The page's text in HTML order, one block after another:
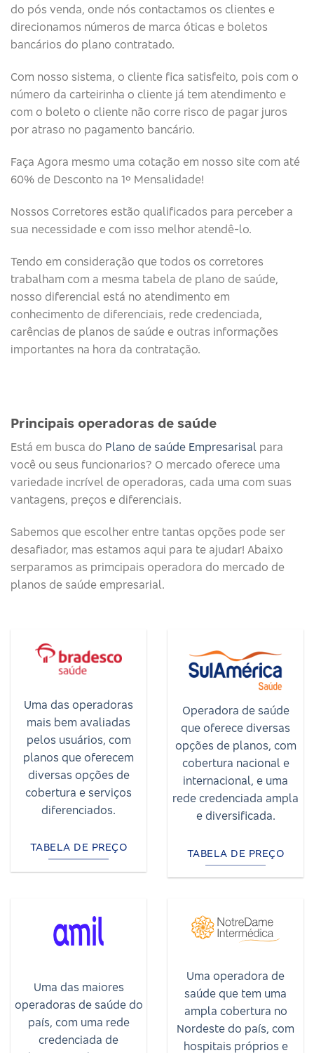
do pós venda, onde nós contactamos os clientes e
direcionamos números de marca óticas e boletos
bancários do plano contratado.
Com nosso sistema, o cliente fica satisfeito, pois com o
número da carteirinha o cliente já tem atendimento e
com o boleto o cliente não corre risco de pagar juros
por atraso no pagamento bancário.
Faça Agora mesmo uma cotação em nosso site com até
60% de Desconto na 1º Mensalidade!
Nossos Corretores estão qualificados para perceber a
sua necessidade e com isso melhor atendê-lo.
Tendo em consideração que todos os corretores
trabalham com a mesma tabela de plano de saúde,
nosso diferencial está no atendimento em
conhecimento de diferenciais, rede credenciada,
carências de planos de saúde e outras informações
importantes na hora da contratação.
Principais operadoras de saúde​
Está em busca do Plano de saúde Empresarisal para
você ou seus funcionarios? O mercado oferece uma
variedade incrível de operadoras, cada uma com suas
vantagens, preços e diferenciais.
Sabemos que escolher entre tantas opções pode ser
desafiador, mas estamos aqui para te ajudar! Abaixo
serparamos as primcipais operadora do mercado de
planos de saúde empresarial.
Uma das operadoras
mais bem avaliadas
pelos usuários, com
planos que oferecem
diversas opções de
cobertura e serviços
diferenciados.
TABELA DE PREÇO
Operadora de saúde
que oferece diversas
opções de planos, com
cobertura nacional e
internacional, e uma
rede credenciada ampla
e diversificada.
TABELA DE PREÇO
Uma das maiores
operadoras de saúde do
país, com uma rede
credenciada de
Uma operadora de
saúde que tem uma
ampla cobertura no
Nordeste do país, com
hospitais próprios e